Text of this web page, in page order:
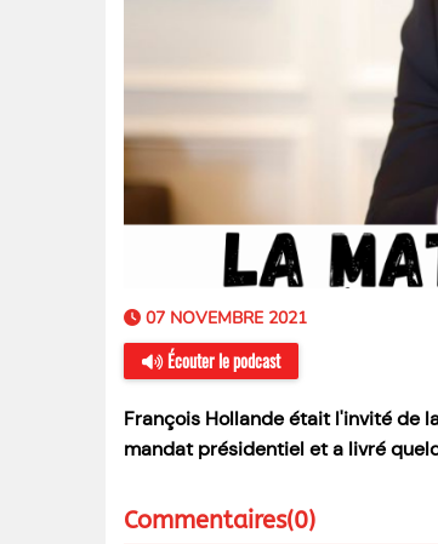
07 NOVEMBRE 2021
Écouter le podcast
François Hollande était l'invité de
mandat présidentiel et a livré
Commentaires(0)